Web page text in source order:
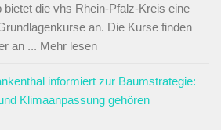
die vhs Rhein-Pfalz-Kreis eine
an. Die Kurse finden
an ... Mehr lesen
informiert zur Baumstrategie:
Klimaanpassung gehören